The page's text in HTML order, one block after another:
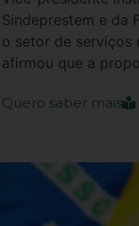
Sindeprestem e da
o setor de serviços
afirmou que a
Quero saber mais